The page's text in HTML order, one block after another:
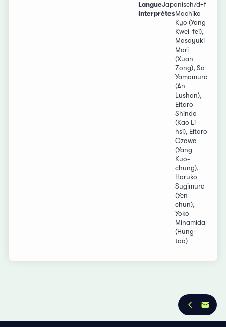
LangueJapanisch/d+f
InterprètesMachiko
Kyo (Yang
Kwei-fei),
Masayuki
Mori
(Xuan
Zong), So
Yamamura
(An
Lushan),
Eitaro
Shindo
(Kao Li-
hsi), Eitaro
Ozawa
(Yang
Kuo-
chung),
Haruko
Sugimura
(Yen-
chun),
Yoko
Minamida
(Hung-
tao)